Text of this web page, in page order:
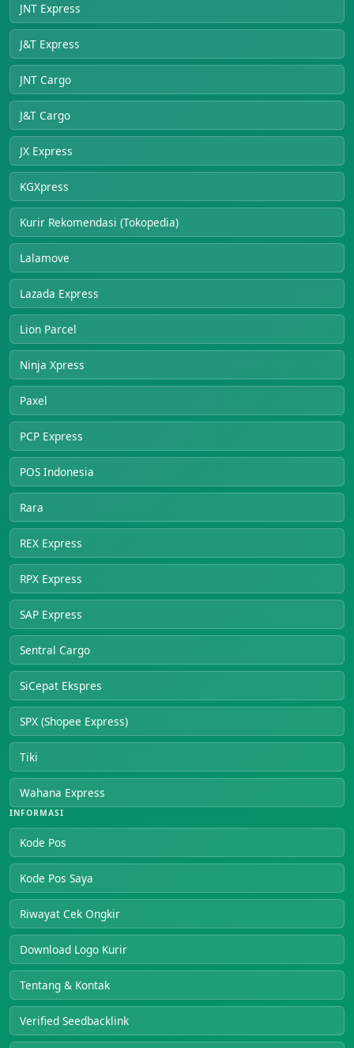
JNT Express
J&T Express
JNT Cargo
J&T Cargo
JX Express
KGXpress
Kurir Rekomendasi (Tokopedia)
Lalamove
Lazada Express
Lion Parcel
Ninja Xpress
Paxel
PCP Express
POS Indonesia
Rara
REX Express
RPX Express
SAP Express
Sentral Cargo
SiCepat Ekspres
SPX (Shopee Express)
Tiki
Wahana Express
INFORMASI
Kode Pos
Kode Pos Saya
Riwayat Cek Ongkir
Download Logo Kurir
Tentang & Kontak
Verified Seedbacklink